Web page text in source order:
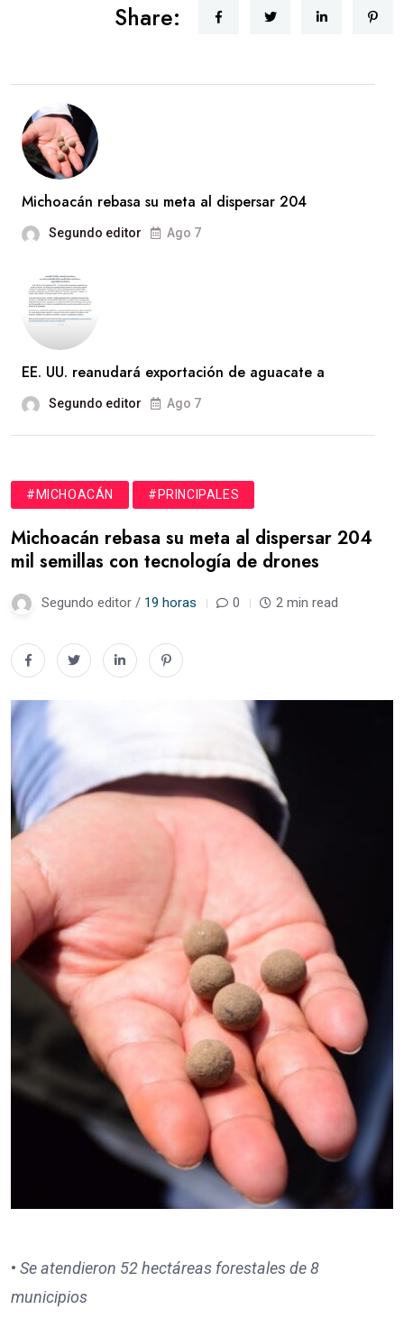
Share:
Michoacán rebasa su meta al dispersar 204
Segundo editor Ago 7
EE. UU. reanudará exportación de aguacate a
Segundo editor Ago 7
#MICHOACÁN #PRINCIPALES
Michoacán rebasa su meta al dispersar 204
mil semillas con tecnología de drones
Segundo editor / 19 horas 0 2 min read
• Se atendieron 52 hectáreas forestales de 8
municipios